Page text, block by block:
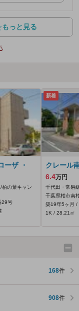
っと見る
ーザ ・
柏の葉キャン
29号
新着
クレール
6.4万円
千代田・常磐
千葉県柏市南
築19年5ヶ月 /
1K / 28.21㎡
168件
908件